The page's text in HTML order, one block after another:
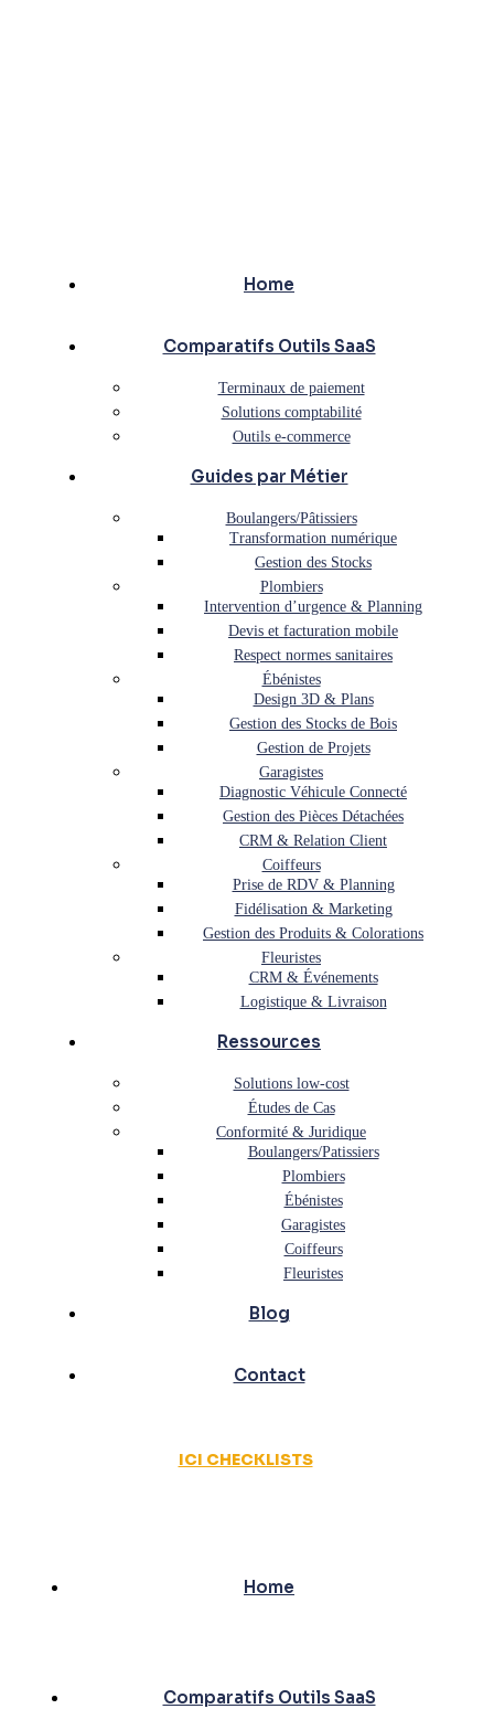
Home
Comparatifs Outils SaaS
Terminaux de paiement
Solutions comptabilité
Outils e-commerce
Guides par Métier
Boulangers/Pâtissiers
Transformation numérique
Gestion des Stocks
Plombiers
Intervention d’urgence & Planning
Devis et facturation mobile
Respect normes sanitaires
Ébénistes
Design 3D & Plans
Gestion des Stocks de Bois
Gestion de Projets
Garagistes
Diagnostic Véhicule Connecté
Gestion des Pièces Détachées
CRM & Relation Client
Coiffeurs
Prise de RDV & Planning
Fidélisation & Marketing
Gestion des Produits & Colorations
Fleuristes
CRM & Événements
Logistique & Livraison
Ressources
Solutions low-cost
Études de Cas
Conformité & Juridique
Boulangers/Patissiers
Plombiers
Ébénistes
Garagistes
Coiffeurs
Fleuristes
Blog
Contact
ICI CHECKLISTS
Home
Comparatifs Outils SaaS